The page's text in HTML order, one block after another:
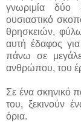
γνωριμία δύο
ουσιαστικό
θρησκειών,
αυτή έδαφος
πάνω σε
ανθρώπου, του
Σε ένα σκηνικό
του, ξεκινούν
όρια.